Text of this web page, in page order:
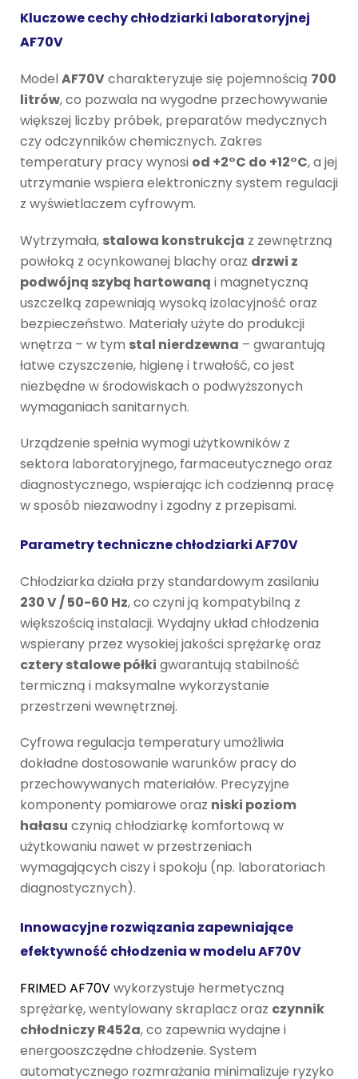
Kluczowe cechy chłodziarki laboratoryjnej
AF70V
ModelAF70Vcharakteryzuje się pojemnością 700
litrów, co pozwala na wygodne przechowywanie
większej liczby próbek, preparatów medycznych
czy odczynników chemicznych. Zakres
temperatury pracy wynosi od +2°C do +12°C, a jej
utrzymanie wspiera elektroniczny system regulacji
z wyświetlaczem cyfrowym.
Wytrzymała, stalowa konstrukcja z zewnętrzną
powłoką z ocynkowanej blachy oraz drzwi z
podwójną szybą hartowaną i magnetyczną
uszczelką zapewniają wysoką izolacyjność oraz
bezpieczeństwo. Materiały użyte do produkcji
wnętrza – w tym stal nierdzewna – gwarantują
łatwe czyszczenie, higienę i trwałość, co jest
niezbędne w środowiskach o podwyższonych
wymaganiach sanitarnych.
Urządzenie spełnia wymogi użytkowników z
sektora laboratoryjnego, farmaceutycznego oraz
diagnostycznego, wspierając ich codzienną pracę
w sposób niezawodny i zgodny z przepisami.
Parametry techniczne chłodziarki AF70V
Chłodziarka działa przy standardowym zasilaniu
230 V / 50-60 Hz, co czyni ją kompatybilną z
większością instalacji. Wydajny układ chłodzenia
wspierany przez wysokiej jakości sprężarkę oraz
cztery stalowe półki gwarantują stabilność
termiczną i maksymalne wykorzystanie
przestrzeni wewnętrznej.
Cyfrowa regulacja temperatury umożliwia
dokładne dostosowanie warunków pracy do
przechowywanych materiałów. Precyzyjne
komponenty pomiarowe oraz niski poziom
hałasu czynią chłodziarkę komfortową w
użytkowaniu nawet w przestrzeniach
wymagających ciszy i spokoju (np. laboratoriach
diagnostycznych).
Innowacyjne rozwiązania zapewniające
efektywność chłodzenia w modelu AF70V
FRIMED AF70Vwykorzystuje hermetyczną
sprężarkę, wentylowany skraplacz oraz czynnik
chłodniczy R452a, co zapewnia wydajne i
energooszczędne chłodzenie. System
automatycznego rozmrażania minimalizuje ryzyko